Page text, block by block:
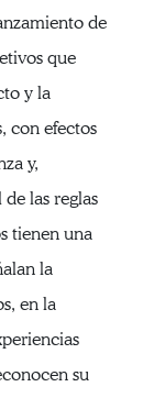
de
que
y la
con efectos
y,
las reglas
tienen una
la
en la
su